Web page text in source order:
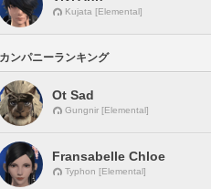
Kujata [Elemental]
ンパニーランキング
Ot Sad
Gungnir [Elemental]
Fransabelle Chloe
Typhon [Elemental]